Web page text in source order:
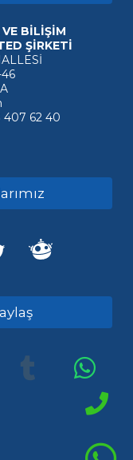
BİLİŞİM
ŞİRKETİ
407 62 40